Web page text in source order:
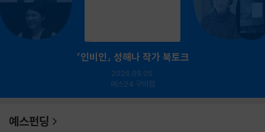
『인비인』 성해나 작가 북토크
2026.09.05.
예스24 구의점
예스펀딩